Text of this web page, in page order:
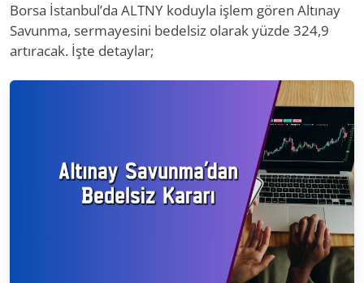
Borsa İstanbul’da ALTNY koduyla işlem gören Altınay
Savunma, sermayesini bedelsiz olarak yüzde 324,9
artıracak. İşte detaylar;